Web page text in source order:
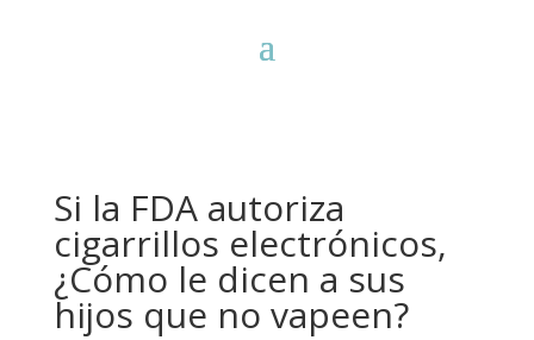
Si la FDA autoriza
cigarrillos electrónicos,
¿Cómo le dicen a sus
hijos que no vapeen?